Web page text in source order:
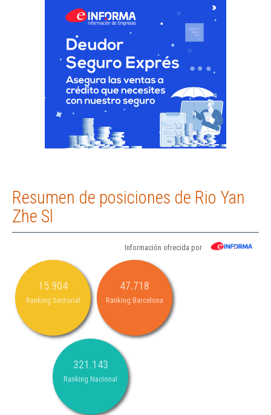
Resumen de posiciones de Rio Yan
Zhe Sl
Información ofrecida por
15.904
Ranking Sectorial
47.718
Ranking Barcelona
321.143
Ranking Nacional